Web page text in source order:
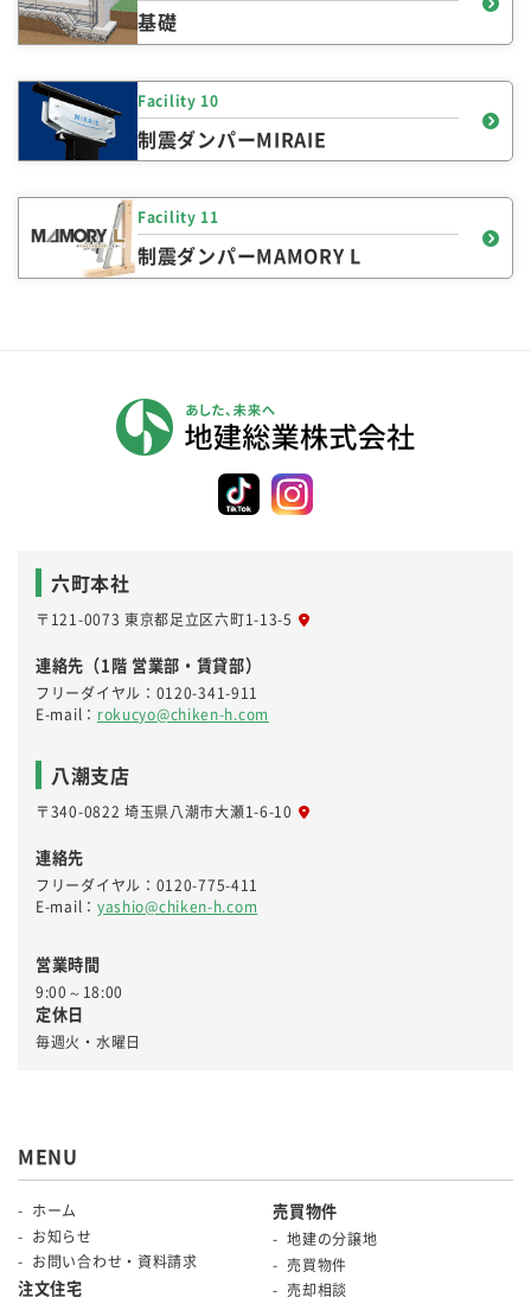
基礎
Facility 10
制震ダンパーMIRAIE
Facility 11
制震ダンパーMAMORY L
六町本社
〒121-0073 東京都足立区六町1-13-5
連絡先（1階 営業部・賃貸部）
フリーダイヤル： 0120-341-911
E-mail： rokucyo@chiken-h.com
八潮支店
〒340-0822 埼玉県八潮市大瀬1-6-10
連絡先
フリーダイヤル： 0120-775-411
E-mail： yashio@chiken-h.com
営業時間
9:00～18:00
定休日
毎週火・水曜日
MENU
ホーム
お知らせ
お問い合わせ・資料請求
注文住宅
売買物件
地建の分譲地
売買物件
売却相談